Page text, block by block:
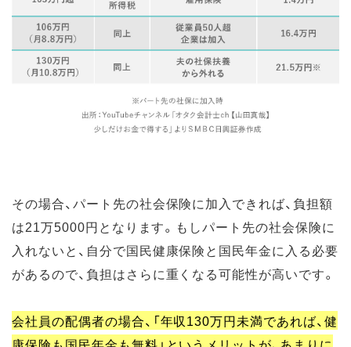
その場合、パート先の社会保険に加入できれば、負担額
は21万5000円となります。もしパート先の社会保険に
入れないと、自分で国民健康保険と国民年金に入る必要
があるので、負担はさらに重くなる可能性が高いです。
会社員の配偶者の場合、「年収130万円未満であれば、健